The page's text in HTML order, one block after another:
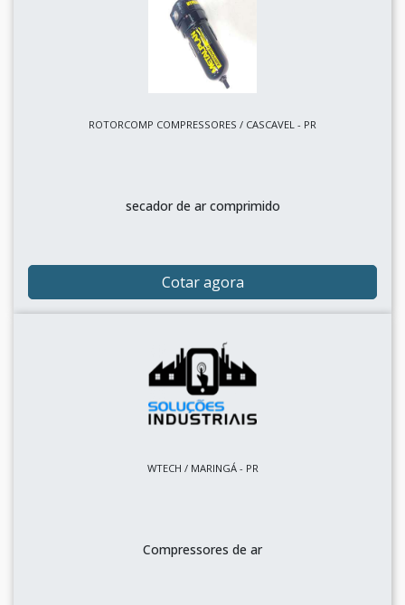
ROTORCOMP COMPRESSORES / CASCAVEL - PR
secador de ar comprimido
Cotar agora
WTECH / MARINGÁ - PR
Compressores de ar